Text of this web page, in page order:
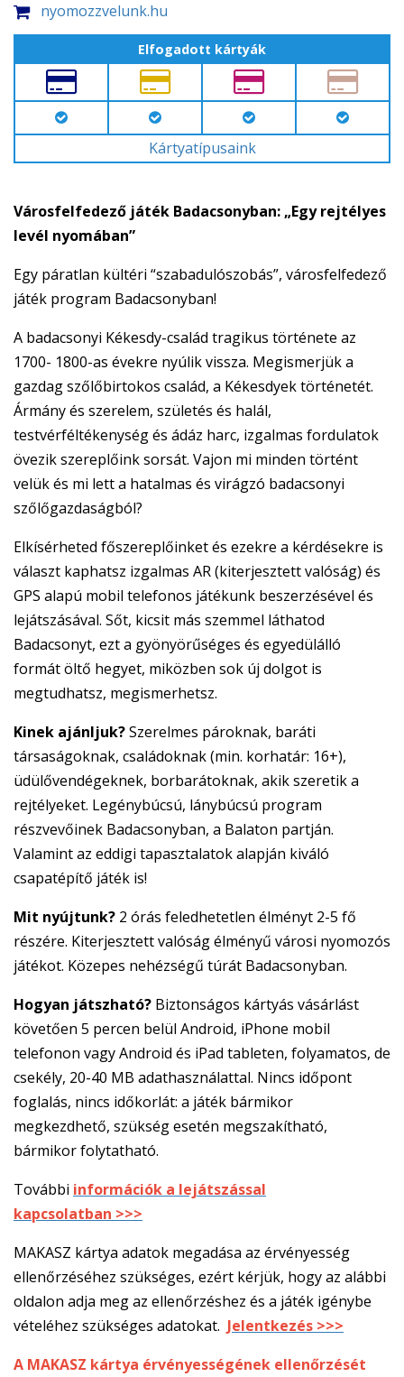
nyomozzvelunk.hu
Elfogadott kártyák
Kártyatípusaink
Városfelfedező játék Badacsonyban: „Egy rejtélyes
levél nyomában”
Egy páratlan kültéri “szabadulószobás”, városfelfedező
játék program Badacsonyban!
A badacsonyi Kékesdy-család tragikus története az
1700- 1800-as évekre nyúlik vissza. Megismerjük a
gazdag szőlőbirtokos család, a Kékesdyek történetét.
Ármány és szerelem, születés és halál,
testvérféltékenység és ádáz harc, izgalmas fordulatok
övezik szereplőink sorsát. Vajon mi minden történt
velük és mi lett a hatalmas és virágzó badacsonyi
szőlőgazdaságból?
Elkísérheted főszereplőinket és ezekre a kérdésekre is
választ kaphatsz izgalmas AR (kiterjesztett valóság) és
GPS alapú mobil telefonos játékunk beszerzésével és
lejátszásával. Sőt, kicsit más szemmel láthatod
Badacsonyt, ezt a gyönyörűséges és egyedülálló
formát öltő hegyet, miközben sok új dolgot is
megtudhatsz, megismerhetsz.
Kinek ajánljuk?Szerelmes pároknak, baráti
társaságoknak, családoknak (min. korhatár: 16+),
üdülővendégeknek, borbarátoknak, akik szeretik a
rejtélyeket. Legénybúcsú, lánybúcsú program
részvevőinek Badacsonyban, a Balaton partján.
Valamint az eddigi tapasztalatok alapján kiváló
csapatépítő játék is!
Mit nyújtunk? 2 órás feledhetetlen élményt 2-5 fő
részére. Kiterjesztett valóság élményű városi nyomozós
játékot. Közepes nehézségű túrát Badacsonyban.
Hogyan játszható? Biztonságos kártyás vásárlást
követően 5 percen belül Android, iPhone mobil
telefonon vagy Android és iPad tableten, folyamatos, de
csekély, 20-40 MB adathasználattal. Nincs időpont
foglalás, nincs időkorlát: a játék bármikor
megkezdhető, szükség esetén megszakítható,
bármikor folytatható.
További információk a lejátszással
kapcsolatban >>>
MAKASZ kártya adatok megadása az érvényesség
ellenőrzéséhez szükséges, ezért kérjük, hogy az alábbi
oldalon adja meg az ellenőrzéshez és a játék igénybe
vételéhez szükséges adatokat. Jelentkezés >>>
A MAKASZ kártya érvényességének ellenőrzését